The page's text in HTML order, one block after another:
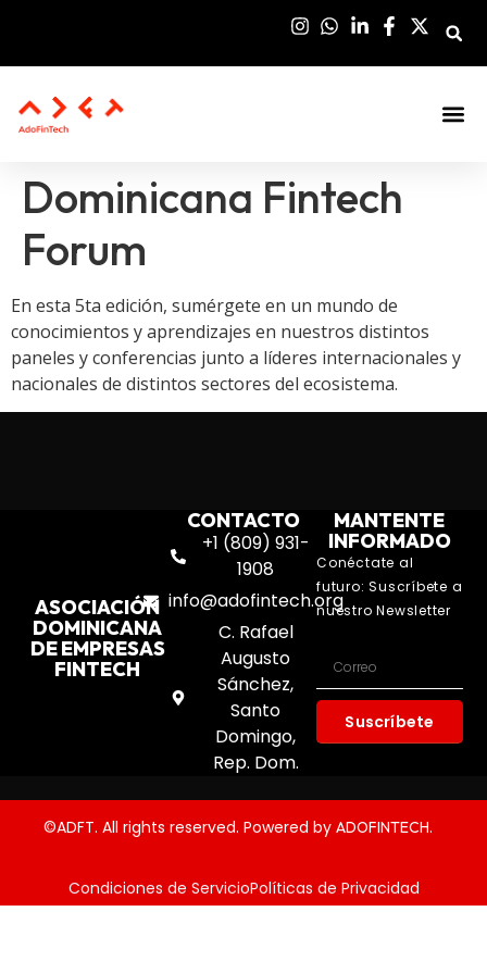
Dominicana Fintech
Forum
En esta 5ta edición, sumérgete en un mundo de
conocimientos y aprendizajes en nuestros distintos
paneles y conferencias junto a líderes internacionales y
nacionales de distintos sectores del ecosistema.
ASOCIACIÓN
DOMINICANA
DE EMPRESAS
FINTECH
CONTACTO
+1 (809) 931-
1908
info@adofintech.org
C. Rafael
Augusto
Sánchez,
Santo
Domingo,
Rep. Dom.
MANTENTE
INFORMADO
Conéctate al
futuro: Suscríbete a
nuestro Newsletter
Suscríbete
©ADFT. All rights reserved. Powered by ADOFINTECH.
Condiciones de ServicioPolíticas de Privacidad